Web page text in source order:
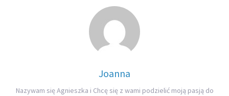
Joanna
Nazywam się Agnieszka i Chcę się z wami podzielić moją pasją do